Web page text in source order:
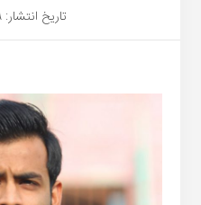
تاریخ انتشار: 19 جولای 2018